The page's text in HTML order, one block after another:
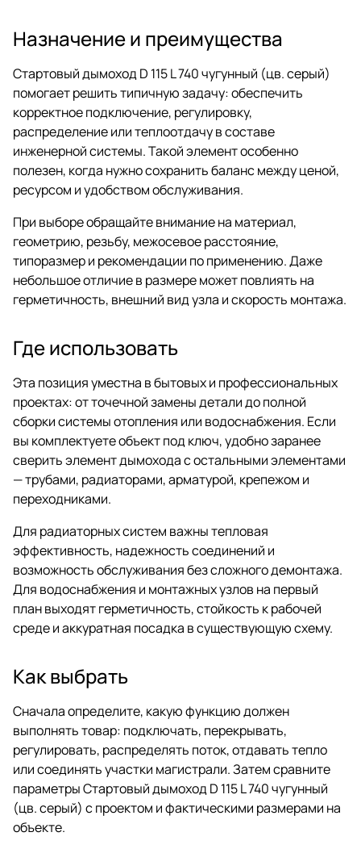
Назначение и преимущества
Стартовый дымоход D 115 L 740 чугунный (цв. серый)
помогает решить типичную задачу: обеспечить
корректное подключение, регулировку,
распределение или теплоотдачу в составе
инженерной системы. Такой элемент особенно
полезен, когда нужно сохранить баланс между ценой,
ресурсом и удобством обслуживания.
При выборе обращайте внимание на материал,
геометрию, резьбу, межосевое расстояние,
типоразмер и рекомендации по применению. Даже
небольшое отличие в размере может повлиять на
герметичность, внешний вид узла и скорость монтажа.
Где использовать
Эта позиция уместна в бытовых и профессиональных
проектах: от точечной замены детали до полной
сборки системы отопления или водоснабжения. Если
вы комплектуете объект под ключ, удобно заранее
сверить элемент дымохода с остальными элементами
— трубами, радиаторами, арматурой, крепежом и
переходниками.
Для радиаторных систем важны тепловая
эффективность, надежность соединений и
возможность обслуживания без сложного демонтажа.
Для водоснабжения и монтажных узлов на первый
план выходят герметичность, стойкость к рабочей
среде и аккуратная посадка в существующую схему.
Как выбрать
Сначала определите, какую функцию должен
выполнять товар: подключать, перекрывать,
регулировать, распределять поток, отдавать тепло
или соединять участки магистрали. Затем сравните
параметры Стартовый дымоход D 115 L 740 чугунный
(цв. серый) с проектом и фактическими размерами на
объекте.